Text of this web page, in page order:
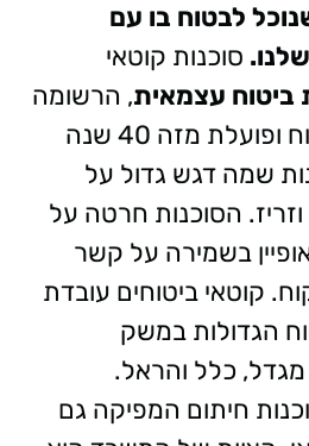
לבטוח בו עם
סוכנות קוטאי
ביטוח עצמאית, הרשומה
בלשכת סוכני הביטוח ופועלת מזה 40 שנה
שמה דגש גדול על
וזריז. הסוכנות חרטה על
בשמירה על קשר
קוטאי ביטוחים עובדת
הגדולות במשק
מגדל, כלל והראל.
חיתום המפיקה גם